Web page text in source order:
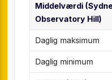
Middel­værdi
Observatory Hill)
Daglig maksimum
Daglig minimum